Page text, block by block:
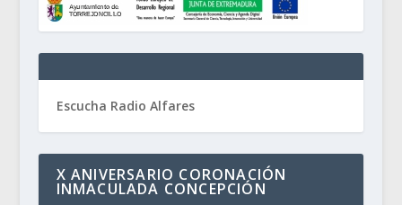
Escucha Radio Alfares
X ANIVERSARIO CORONACIÓN
INMACULADA CONCEPCIÓN